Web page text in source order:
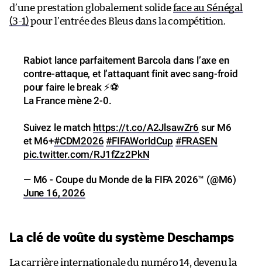
d’une prestation globalement solideface au Sénégal
(3-1)pour l’entrée des Bleus dans la compétition.
Rabiot lance parfaitement Barcola dans l’axe en
contre-attaque, et l’attaquant finit avec sang-froid
pour faire le break ⚡️⚽️
La France mène 2-0.
Suivez le match https://t.co/A2JlsawZr6 sur M6
et M6+#CDM2026 #FIFAWorldCup #FRASEN
pic.twitter.com/RJ1fZz2PkN
— M6 - Coupe du Monde de la FIFA 2026™ (@M6)
June 16, 2026
La clé de voûte du système Deschamps
La carrière internationale du numéro 14, devenu la